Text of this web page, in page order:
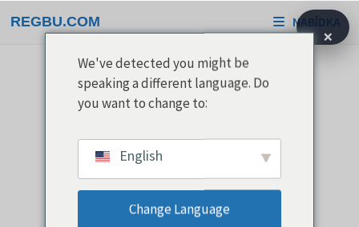
na
REGBU.COM NABÍDKA
×
We've detected you might be
speaking a different language. Do
you want to change to:
English
Change Language